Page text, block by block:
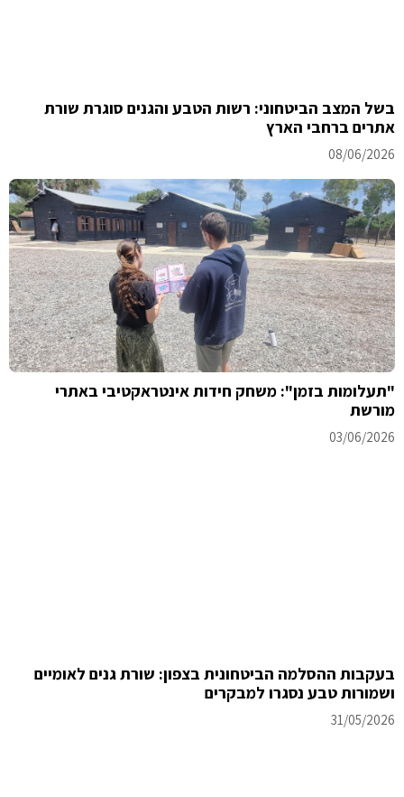
בשל המצב הביטחוני: רשות הטבע והגנים סוגרת שורת
אתרים ברחבי הארץ
08/06/2026
"תעלומות בזמן": משחק חידות אינטראקטיבי באתרי
מורשת
03/06/2026
בעקבות ההסלמה הביטחונית בצפון: שורת גנים לאומיים
ושמורות טבע נסגרו למבקרים
31/05/2026